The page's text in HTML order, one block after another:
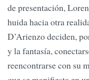
de presentación,
huida hacia otra
D’Arienzo deciden,
y la fantasía,
reencontrarse con su